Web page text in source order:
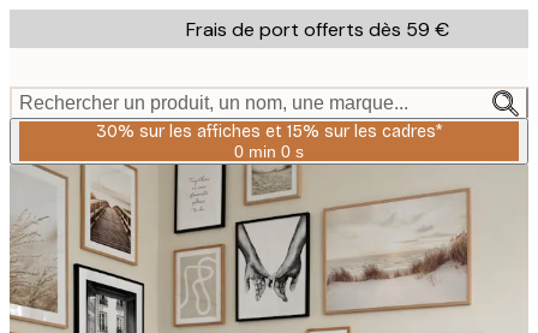
to
content.
Frais de port offerts dès 59 €
Rechercher un produit, un nom, une marque...
30% sur les affiches et 15% sur les cadres*
0 min 0 s
Valable
jusqu'au
:
2026-
08-
06